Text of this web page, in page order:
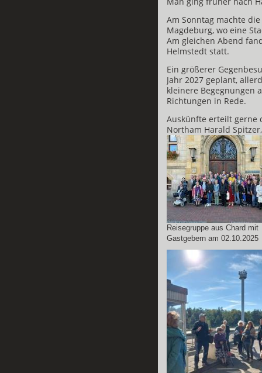
Am Sonntag machte
Magdeburg, wo eine
Am gleichen Abend
Helmstedt statt.
Ein größerer
Jahr 2027 geplant,
kleinere Begegnungen
Richtungen in Rede.
Auskünfte erteilt gerne
Northam Harald
Reisegruppe aus Chard mit
Gastgebern am 02.10.2025